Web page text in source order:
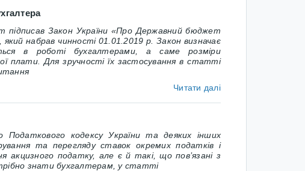
підписав Закон України «Про Державний бюджет
який набрав чинності 01.01.2019 р. Закон визначає
в роботі бухгалтерами, а саме розміри
плати. Для зручності їх застосування в статті
Читати далі
Податкового кодексу Українита деяких інших
та перегляду ставок окремих податків і
акцизного податку, але є й такі, що пов’язані з
знати бухгалтерам, у статті